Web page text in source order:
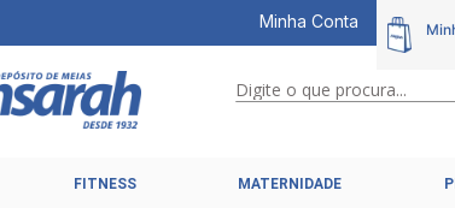
Minha Conta
Digite o que procura...
FITNESS MATERNIDADE
1 º
calcinhas